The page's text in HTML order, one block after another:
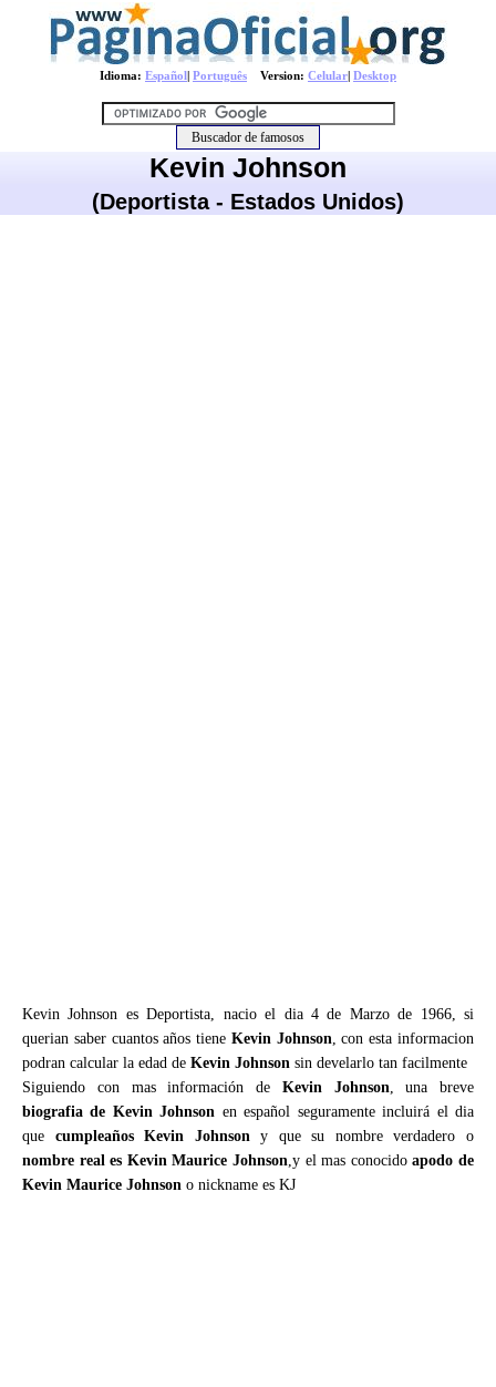
Idioma: Español| Português Version: Celular| Desktop
Kevin Johnson
(Deportista - Estados Unidos)
Kevin Johnson es Deportista, nacio el dia 4 de Marzo de 1966, si
querian saber cuantos años tiene Kevin Johnson, con esta informacion
podran calcular la edad de Kevin Johnson sin develarlo tan facilmente
Siguiendo con mas información de Kevin Johnson, una breve
biografia de Kevin Johnson en español seguramente incluirá el dia
que cumpleaños Kevin Johnsony que su nombre verdadero o
nombre real es Kevin Maurice Johnson,y el mas conocidoapodo de
Kevin Maurice Johnson o nickname es KJ